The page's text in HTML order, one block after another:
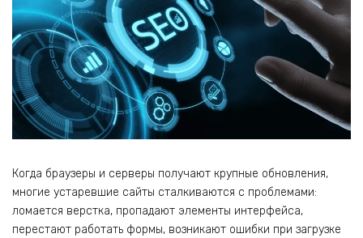
Когда браузеры и серверы получают крупные обновления,
многие устаревшие сайты сталкиваются с проблемами:
ломается верстка, пропадают элементы интерфейса,
перестают работать формы, возникают ошибки при загрузке